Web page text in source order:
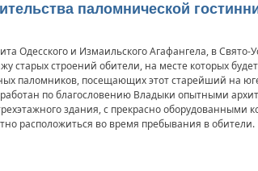
паломнической
Одесского и Измаильского Агафангела, в
старых строений обители, на месте которых
паломников, посещающих этот старейший на
по благословению Владыки опытными
здания, с прекрасно оборудованными
расположиться во время пребывания в обители.